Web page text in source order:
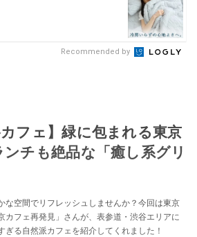
Recommended by
カフェ】緑に包まれる東京
チも絶品な「癒し系グリ
な空間でリフレッシュしませんか？今回は東京
カフェ再発見」さんが、表参道・渋谷エリアに
ぎる自然派カフェを紹介してくれました！